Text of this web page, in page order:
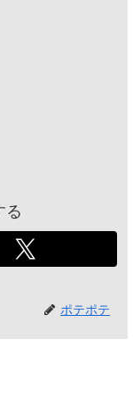
る
ポテポテ